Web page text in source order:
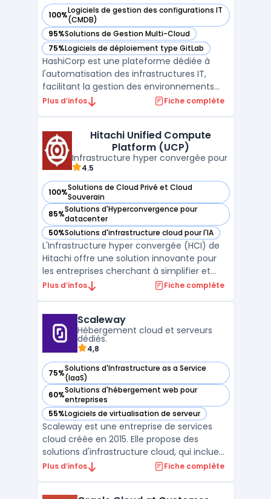
100%Logiciels de gestion des configurations IT
(CMDB)
— voir HashiCorp dans cette catégorie
95%Solutions de Gestion Multi-Cloud
— voir HashiCorp dans cette catégorie
75%Logiciels de déploiement type GitLab
— voir HashiCorp dans cette catégorie
HashiCorp est une plateforme dédiée à
l'automatisation des infrastructures IT,
facilitant la gestion des environnements
multi-cloud et on-premise à grande
HashiCorp propose une approche
infrastructure-as-code qui garantit la coh
Plus d’infos Fiche complète
Hitachi Unified Compute
Platform (UCP)
Infrastructure hyper convergée pour
4.5
100%Solutions de Cloud Privé et Cloud
Souverain
— voir Hitachi Unified Compute Platform (UCP) dans cette
85%Solutions d'Hyperconvergence pour
datacenter
— voir Hitachi Unified Compute Platform (UCP) dans cette
50%Solutions d'infrastructure cloud pour l'IA
— voir Hitachi Unified Compute Platform (UCP) dans cette
L'Infrastructure hyper convergée (HCI) de
Hitachi offre une solution innovante pour
les entreprises cherchant à simplifier et
optimiser la gestion de leurs ressources
unifié, cette infrastructure permet de
réduire consi ...
Plus d’infos Fiche complète
Scaleway
Hébergement cloud et serveurs
dédiés.
4,8
75%Solutions d'Infrastructure as a Service
(IaaS)
— voir Scaleway dans cette catégorie
60%Solutions d'hébergement web pour
entreprises
— voir Scaleway dans cette catégorie
55%Logiciels de virtualisation de serveur
— voir Scaleway dans cette catégorie
Scaleway est une entreprise de services
cloud créée en 2015. Elle propose des
solutions d'infrastructure cloud, qui incluent
notamment des offres d'hébergement
Plus d’infos Fiche complète